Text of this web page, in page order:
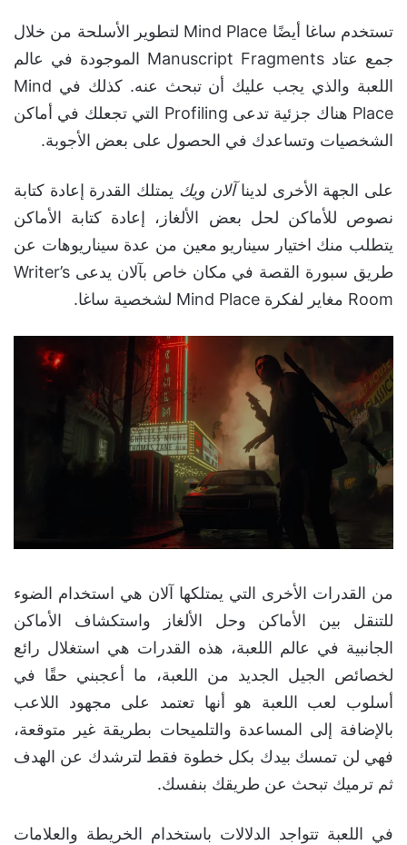
تستخدم ساغا أيضًا Mind Place لتطوير الأسلحة من خلال
جمع عتاد Manuscript Fragments الموجودة في عالم
اللعبة والذي يجب عليك أن تبحث عنه. كذلك في Mind
Place هناك جزئية تدعى Profiling التي تجعلك في أماكن
الشخصيات وتساعدك في الحصول على بعض الأجوبة.
على الجهة الأخرى لديناآلان ويك يمتلك القدرة إعادة كتابة
نصوص للأماكن لحل بعض الألغاز، إعادة كتابة الأماكن
يتطلب منك اختيار سيناريو معين من عدة سيناريوهات عن
طريق سبورة القصة في مكان خاص بآلان يدعى Writer’s
Room مغاير لفكرة Mind Place لشخصية ساغا.
من القدرات الأخرى التي يمتلكها آلان هي استخدام الضوء
للتنقل بين الأماكن وحل الألغاز واستكشاف الأماكن
الجانبية في عالم اللعبة، هذه القدرات هي استغلال رائع
لخصائص الجيل الجديد من اللعبة، ما أعجبني حقًا في
أسلوب لعب اللعبة هو أنها تعتمد على مجهود اللاعب
بالإضافة إلى المساعدة والتلميحات بطريقة غير متوقعة،
فهي لن تمسك بيدك بكل خطوة فقط لترشدك عن الهدف
ثم ترميك تبحث عن طريقك بنفسك.
في اللعبة تتواجد الدلالات باستخدام الخريطة والعلامات